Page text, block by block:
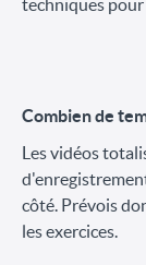
techniques
Combien de
Les vidéos
côté. Prévois
les exercices.